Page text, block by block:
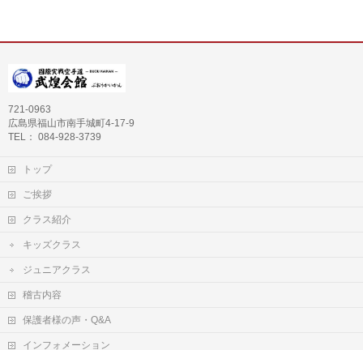
721-0963
広島県福山市南手城町4-17-9
TEL： 084-928-3739
トップ
ご挨拶
クラス紹介
キッズクラス
ジュニアクラス
稽古内容
保護者様の声・Q&A
インフォメーション